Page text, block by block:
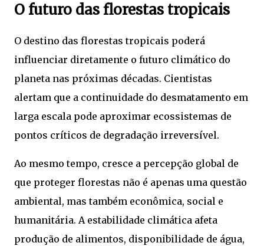
O futuro das florestas tropicais
O destino das florestas tropicais poderá
influenciar diretamente o futuro climático do
planeta nas próximas décadas. Cientistas
alertam que a continuidade do desmatamento em
larga escala pode aproximar ecossistemas de
pontos críticos de degradação irreversível.
Ao mesmo tempo, cresce a percepção global de
que proteger florestas não é apenas uma questão
ambiental, mas também econômica, social e
humanitária. A estabilidade climática afeta
produção de alimentos, disponibilidade de água,